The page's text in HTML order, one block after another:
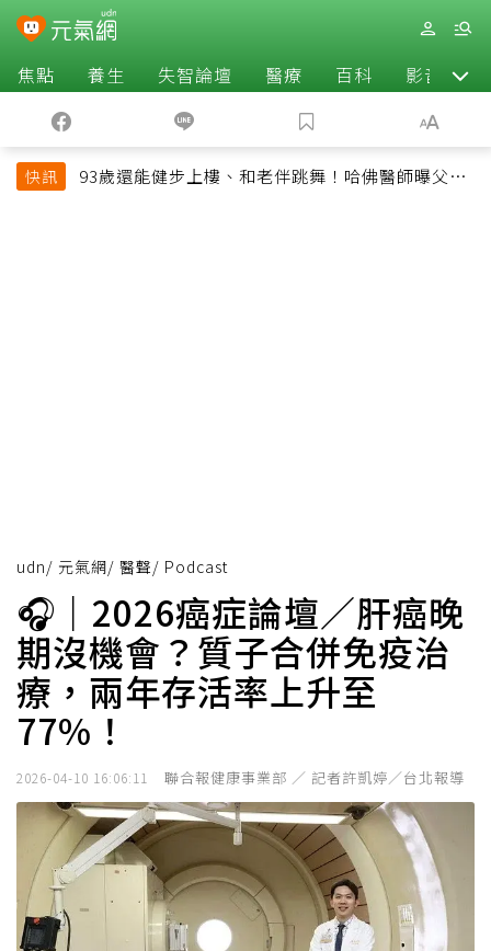
焦點 養生 失智論壇 醫療 百科 影音
快訊
93歲還能健步上樓、和老伴跳舞！哈佛醫師曝父親
udn/ 元氣網/ 醫聲/ Podcast
🎧｜2026癌症論壇／肝癌晚
期沒機會？質子合併免疫治
療，兩年存活率上升至
77%！
2026-04-10 16:06:11 聯合報健康事業部 ／ 記者許凱婷／台北報導